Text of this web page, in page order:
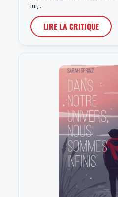
lui,…
LIRE LA CRITIQUE